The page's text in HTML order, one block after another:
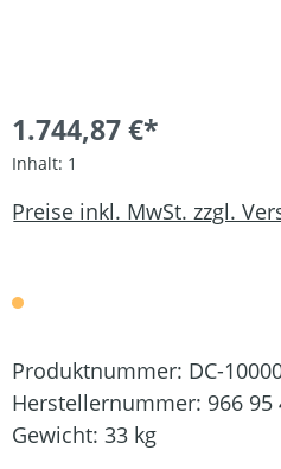
1.744,87 €*
Inhalt: 1
Preise inkl. MwSt. zzgl.
Produktnummer: DC-
Herstellernummer: 966 95
Gewicht: 33 kg